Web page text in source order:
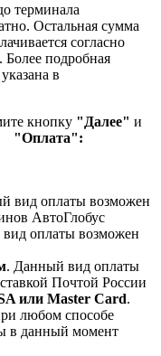
терминала
Остальная сумма
согласно
Более подробная
в
кнопку "Далее" и
"Оплата":
вид оплаты возможен
АвтоГлобус
оплаты возможен
. Данный вид оплаты
Почтой России
или Master Card.
любом способе
в данный момент